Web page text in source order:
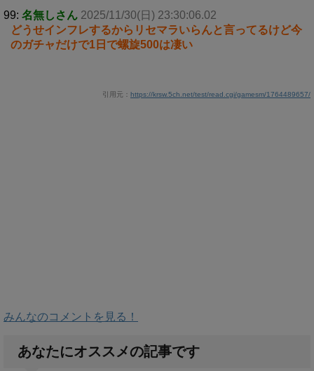
99: 名無しさん 2025/11/30(日) 23:30:06.02
どうせインフレするからリセマラいらんと言ってるけど今
のガチャだけで1日で螺旋500は凄い
引用元： https://krsw.5ch.net/test/read.cgi/gamesm/1764489657/
みんなのコメントを見る！
あなたにオススメの記事です